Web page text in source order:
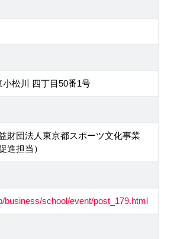
松川 四丁目50番1号
財団法人東京都スポーツ文化事業
進担当）
business/school/event/post_179.html